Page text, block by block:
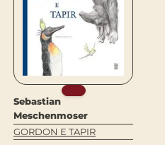
Sebastian
Meschenmoser
GORDON E TAPIR